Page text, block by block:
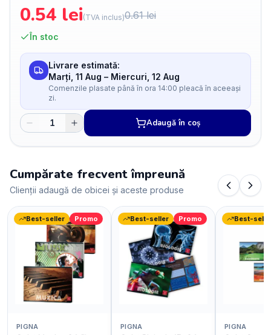
0.54 lei(TVA inclus)0.61lei
În stoc
Livrare estimată:
Marți, 11 Aug – Miercuri, 12 Aug
Comenzile plasate până în ora 14:00 pleacă în aceeași
zi.
Adaugă în coș
Cumpărate frecvent împreună
Clienții adaugă de obicei și aceste produse
Best-seller Promo
PIGNA
Best-seller Promo
PIGNA
Best-
PIGNA